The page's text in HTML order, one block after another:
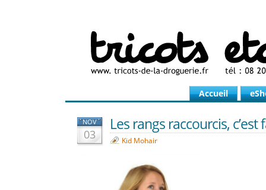
Accueil
NOV
03
Les rangs raccourcis, c’est
Kid Mohair